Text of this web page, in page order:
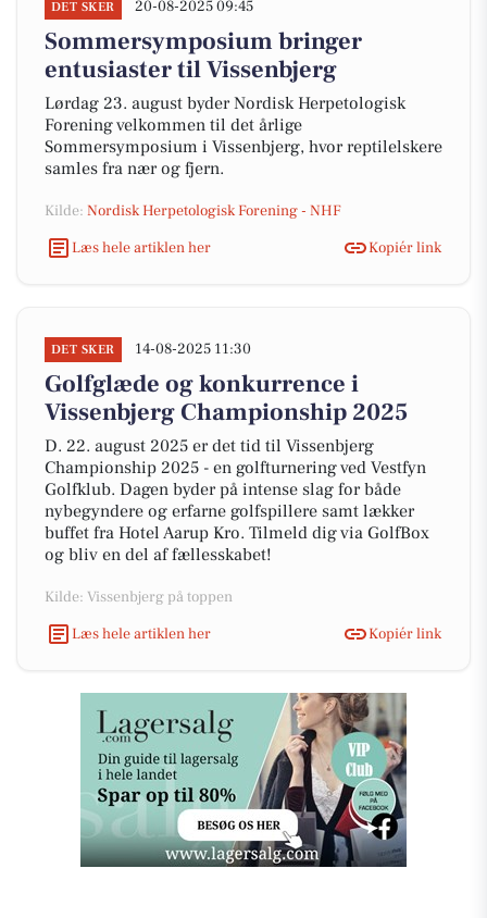
DET SKER 20-08-2025 09:45
Sommersymposium bringer
entusiaster til Vissenbjerg
Lørdag 23. august byder Nordisk Herpetologisk
Forening velkommen til det årlige
Sommersymposium i Vissenbjerg, hvor reptilelskere
samles fra nær og fjern.
Kilde: Nordisk Herpetologisk Forening - NHF
Læs hele artiklen her
Kopiér link
DET SKER 14-08-2025 11:30
Golfglæde og konkurrence i
Vissenbjerg Championship 2025
D. 22. august 2025 er det tid til Vissenbjerg
Championship 2025 - en golfturnering ved Vestfyn
Golfklub. Dagen byder på intense slag for både
nybegyndere og erfarne golfspillere samt lækker
buffet fra Hotel Aarup Kro. Tilmeld dig via GolfBox
og bliv en del af fællesskabet!
Kilde: Vissenbjerg på toppen
Læs hele artiklen her
Kopiér link